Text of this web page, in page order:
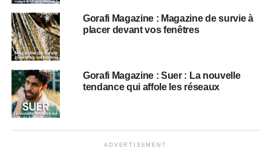
Gorafi Magazine : Magazine de survie à
placer devant vos fenêtres
Gorafi Magazine : Suer : La nouvelle
tendance qui affole les réseaux
ADVERTISEMENT